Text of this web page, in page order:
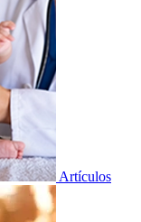
Artículos